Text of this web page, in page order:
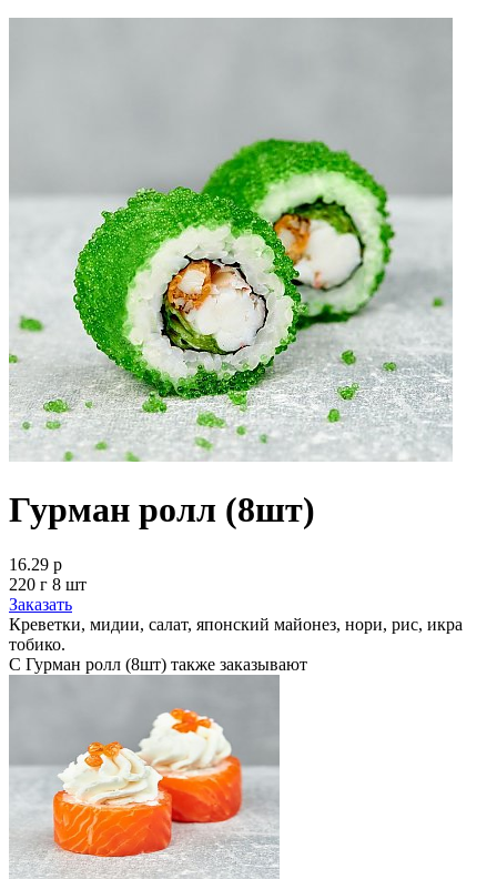
Гурман ролл (8шт)
16.29 р
220 г 8 шт
Заказать
Креветки, мидии, салат, японский майонез, нори, рис, икра
тобико.
С Гурман ролл (8шт) также заказывают